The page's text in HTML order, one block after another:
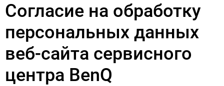
Согласие на обработку
персональных данных
веб-сайта сервисного
центра BenQ